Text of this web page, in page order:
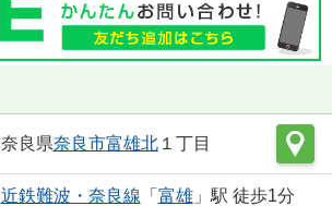
奈良県奈良市富雄北１丁目
近鉄難波・奈良線 「 富雄」駅 徒歩1分